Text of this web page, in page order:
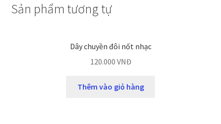
Sản phẩm tương tự
Dây chuyền đôi nốt nhạc
120.000 VNĐ
Thêm vào giỏ hàng